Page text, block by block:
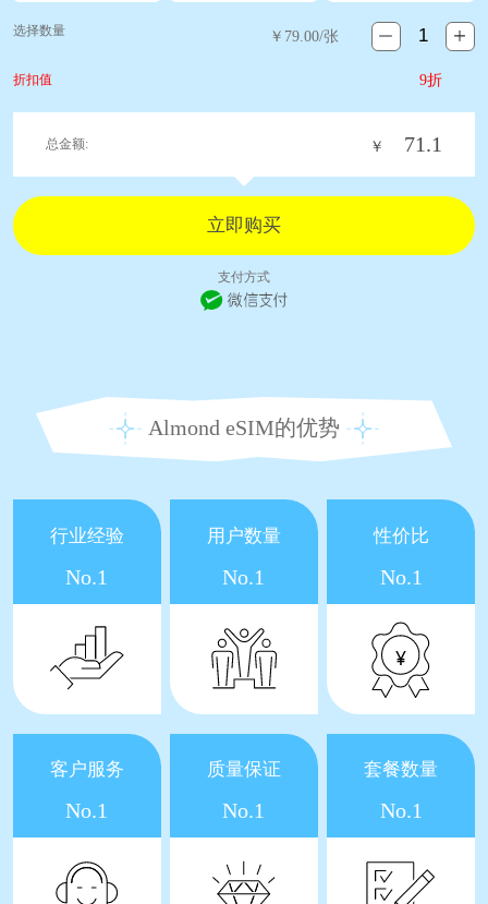
选择数量 ￥ 79.00/张
折扣值 9折
总金额: ￥ 71.1
支付方式
Almond eSIM的优势
行业经验
No.1
用户数量
No.1
性价比
No.1
客户服务
No.1
质量保证
No.1
套餐数量
No.1